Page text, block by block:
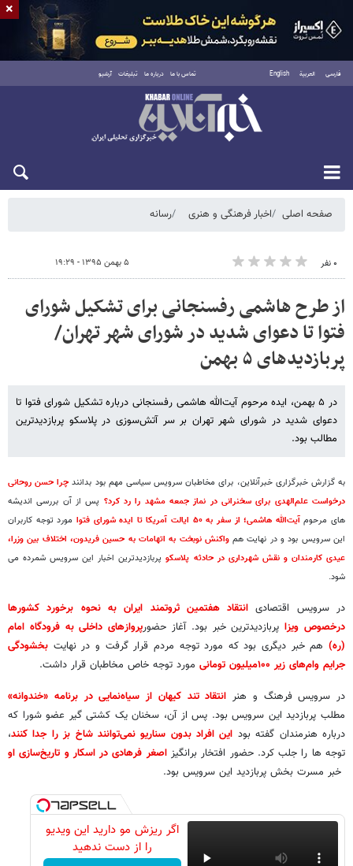
فارسی العربية English تماس با ما درباره ما تبلیغات آرشیو
شنبه ۱۷ مرداد ۱۴۰۵
صفحه اصلی اخبار فرهنگی و هنری رسانه
۰ نفر ۵ بهمن ۱۳۹۵ - ۱۹:۲۹
از طرح هاشمی رفسنجانی برای تشکیل شورای
فتوا تا دعوای شدید در شورای شهر تهران/
پربازدیدهای ۵ بهمن
در ۵ بهمن، ایده مرحوم آیت‌الله هاشمی رفسنجانی درباره تشکیل شورای فتوا تا
دعوای شدید در شورای شهر تهران بر سر آتش‌سوزی در پلاسکو پربازدیدترین
مطالب بود.
به گزارش خبرگزاری خبرآنلاین، برای مخاطبان سرویس سیاسی مهم بود بدانند چرا حسن روحانی
درخواست علم‌الهدی برای سخنرانی در نماز جمعه مشهد را رد کرد؟ پس از آن بررسی اندیشه
های مرحومآیت‌الله هاشمی؛ از سفر به ۵۰ ایالت آمریکا تا ایده شورای فتوا
مورد توجه کاربران
این سرویس بود و در نهایت همواکنش نوبخت به اتهامات به حسین فریدون، اختلاف بین وزرا،
عیدی کارمندان و نقش شهرداری در حادثه پلاسکوپربازدیدترین اخبار این سرویس شمرده می
شود.
در سرویس اقتصادی انتقاد هفتمین ثروتمند ایران به نحوه برخورد کشورها
درخصوص ویزاپربازدیدترین خبر بود. آغاز حضورپروازهای داخلی به فرودگاه امام
(ره) هم خبر دیگری بود که مورد توجه مردم قرار گرفت و در نهایت بخشودگی
جرایم وام‌های زیر ۱۰۰میلیون تومانی
مورد توجه خاص مخاطبان قرار داشت.
در سرویس فرهنگ و هنر انتقاد تند کیهان از سیاه‌نمایی در برنامه «خندوانه»
مطلب پربازدید این سرویس بود. پس از آن، سخنان یک کشتی گیر عضو شورا که
درباره هنرمندان گفته بود این افراد بدون سناریو نمی‌توانند شاخ بز را جدا کنند،
توجه ها را جلب کرد. حضور افتخار برانگیزاصغر فرهادی در اسکار و تاریخ‌سازی او
خبر مسرت بخش پربازدید این سرویس بود.
اگر ریزش مو دارید این ویدیو
را از دست ندهید
×